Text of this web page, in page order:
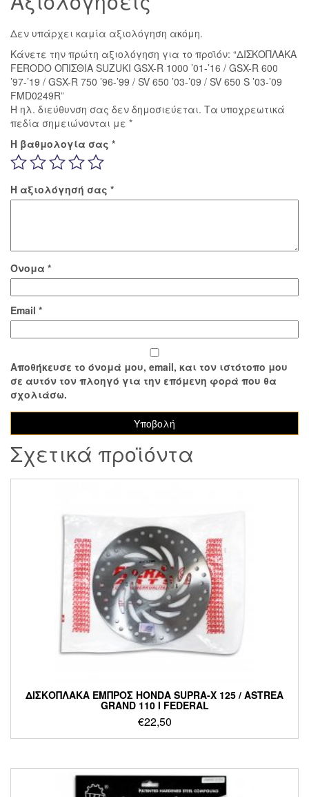
'97-
GSX-
R
750
'96-
'99
/
SV
'03-
SV
650
'03-
'09
FMD0249R
Δεν υπάρχει καμία αξιολόγηση ακόμη.
Κάνετε την πρώτη αξιολόγηση για το προϊόν: “ΔΙΣΚΟΠΛΑΚΑ
FERODO ΟΠΙΣΘΙΑ SUZUKI GSX-R 1000 ’01-’16 / GSX-R 600
’97-’19 / GSX-R 750 ’96-’99 / SV 650 ’03-’09 / SV 650 S ’03-’09
FMD0249R”
Η ηλ. διεύθυνση σας δεν δημοσιεύεται. Τα υποχρεωτικά
πεδία σημειώνονται με *
Η βαθμολογία σας *
Η αξιολόγησή σας *
Όνομα *
Email *
Αποθήκευσε το όνομά μου, email, και τον ιστότοπο μου
σε αυτόν τον πλοηγό για την επόμενη φορά που θα
σχολιάσω.
Σχετικά προϊόντα
ΔΙΣΚΟΠΛΑΚΑ ΕΜΠΡΟΣ HONDA SUPRA-X 125 / ASTREA
GRAND 110 I FEDERAL
€22,50